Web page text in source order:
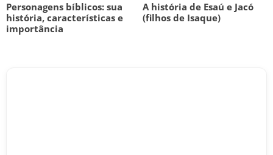
Personagens bíblicos: sua
história, características e
importância
A história de Esaú e Jacó
(filhos de Isaque)